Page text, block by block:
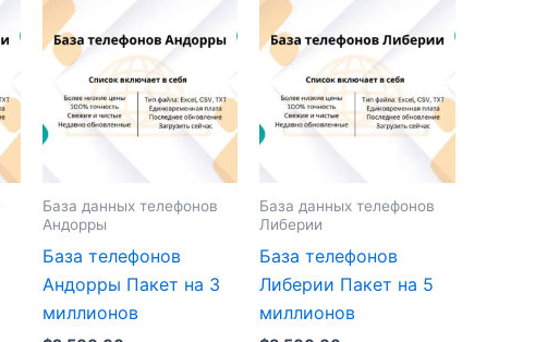
База данных телефонов
Андорры
База телефонов
Андорры Пакет на 3
миллионов
База данных телефонов
Либерии
База телефонов
Либерии Пакет на 5
миллионов